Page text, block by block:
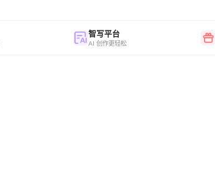
智写平台
AI 创作更轻松